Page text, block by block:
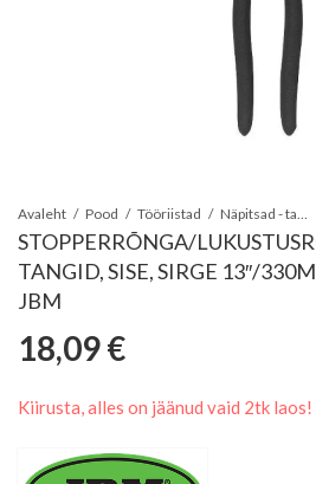
Avaleht Pood Tööriistad
STOPPERRÕNGA/
TANGID, SISE, SIRGE 13″/
JBM
18,09€
Kiirusta, alles on jäänud vaid 2tk laos!